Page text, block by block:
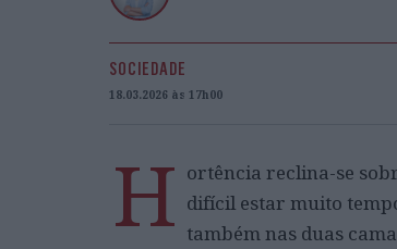
SOCIEDADE
18.03.2026 às 17h00
H ortência reclina-se
difícil estar muito
também nas duas